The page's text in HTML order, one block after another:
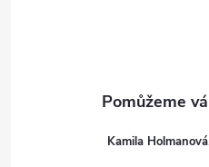
Kamila Holmanová